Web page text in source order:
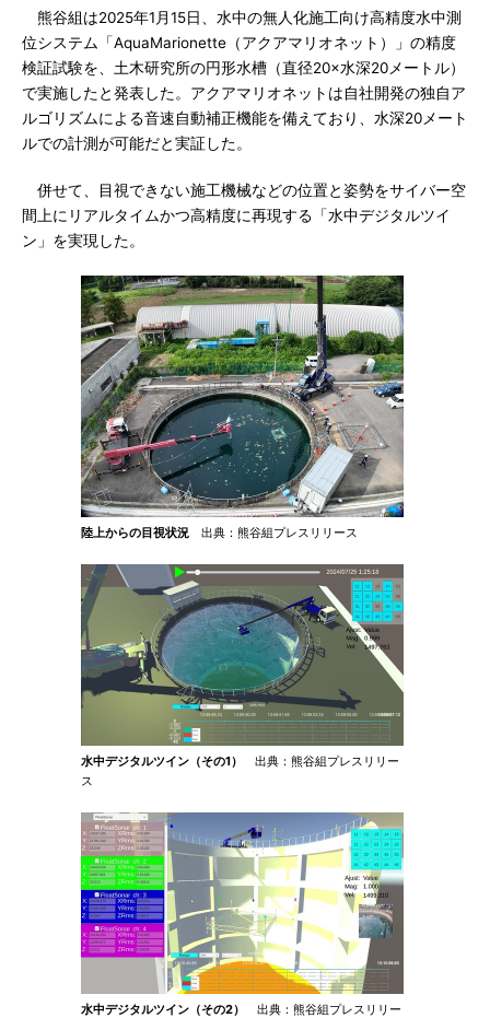
熊谷組は2025年1月15日、水中の無人化施工向け高精度水中測
位システム「AquaMarionette（アクアマリオネット）」の精度
検証試験を、土木研究所の円形水槽（直径20×水深20メートル）
で実施したと発表した。アクアマリオネットは自社開発の独自ア
ルゴリズムによる音速自動補正機能を備えており、水深20メート
ルでの計測が可能だと実証した。
併せて、目視できない施工機械などの位置と姿勢をサイバー空
間上にリアルタイムかつ高精度に再現する「水中デジタルツイ
ン」を実現した。
陸上からの目視状況 出典：熊谷組プレスリリース
水中デジタルツイン（その1）
出典：熊谷組プレスリリー
ス
水中デジタルツイン（その2）
出典：熊谷組プレスリリー